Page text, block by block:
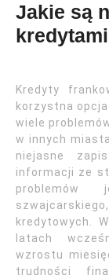
Jakie są
Kredyty
korzystna
wiele
w innych
niejasne
informacji ze
problemów
kredytowych.
latach
wzrostu
trudności